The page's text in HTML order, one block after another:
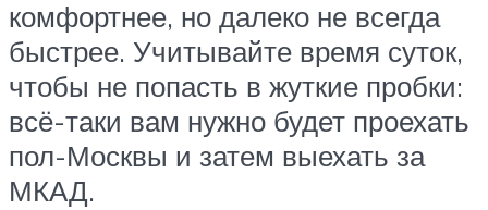
комфортнее, но далеко не всегда
быстрее. Учитывайте время суток,
чтобы не попасть в жуткие пробки:
всё-таки вам нужно будет проехать
пол-Москвы и затем выехать за
МКАД.